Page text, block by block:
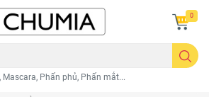
Phấn phủ, Phấn mắt...
0